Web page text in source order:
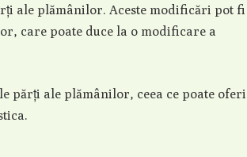
ale plămânilor. Aceste modificări pot fi
care poate duce la o modificare a
părți ale plămânilor, ceea ce poate oferi